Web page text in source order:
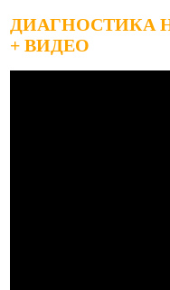
ДИАГНОСТИКА
+ ВИДЕО